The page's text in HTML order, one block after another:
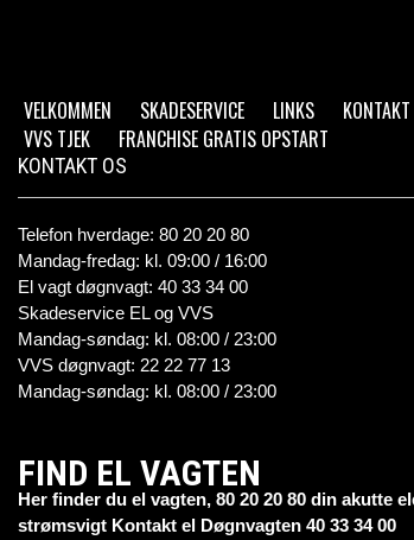
VELKOMMEN
SKADESERVICE LINKS KONTAKT
VVS TJEK
FRANCHISE GRATIS OPSTART
KONTAKT OS
Telefon hverdage: 80 20 20 80
Mandag-fredag: kl. 09:00 / 16:00
El vagt døgnvagt: 40 33 34 00
Skadeservice EL og VVS
Mandag-søndag: kl. 08:00 / 23:00
VVS døgnvagt: 22 22 77 13
Mandag-søndag: kl. 08:00 / 23:00
FIND EL VAGTEN
Her finder du el vagten, 80 20 20 80 din akutte
strømsvigt Kontakt el Døgnvagten 40 33 34 00